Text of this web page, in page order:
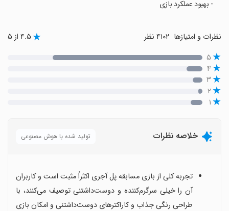
- بهبود عملکرد بازی
نظرات و امتیازها ۴.۵ از ۵
۵
۴
۳
۲
۱
خلاصه نظرات تولید شده با هوش مصنوعی
تجربه کلی از بازی مسابقه پل آجری اکثراً مثبت است و کاربران
آن را خیلی سرگرم‌کننده و دوست‌داشتنی توصیف می‌کنند، با
طراحی رنگی جذاب و کاراکترهای دوست‌داشتنی و امکان بازی